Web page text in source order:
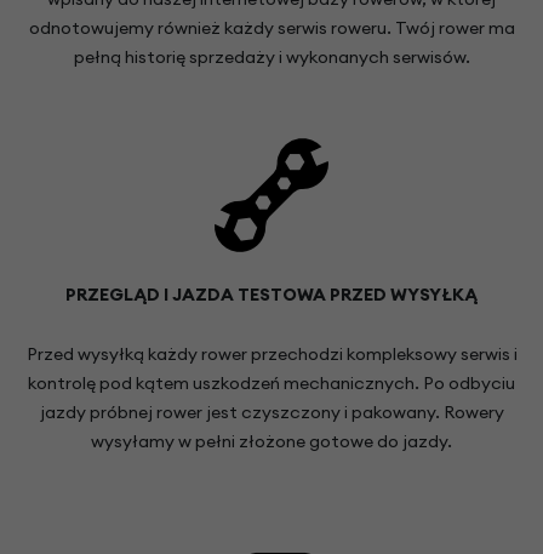
odnotowujemy również każdy serwis roweru. Twój rower ma
pełną historię sprzedaży i wykonanych serwisów.
PRZEGLĄD I JAZDA TESTOWA PRZED WYSYŁKĄ
Przed wysyłką każdy rower przechodzi kompleksowy serwis i
kontrolę pod kątem uszkodzeń mechanicznych. Po odbyciu
jazdy próbnej rower jest czyszczony i pakowany. Rowery
wysyłamy w pełni złożone gotowe do jazdy.